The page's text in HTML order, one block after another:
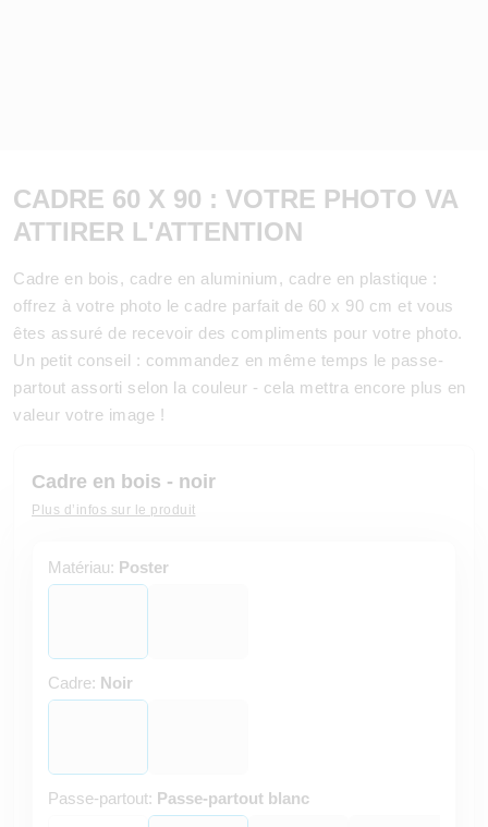
CADRE 60 X 90 : VOTRE PHOTO VA
ATTIRER L'ATTENTION
Cadre en bois, cadre en aluminium, cadre en plastique :
offrez à votre photo le cadre parfait de 60 x 90 cm et vous
êtes assuré de recevoir des compliments pour votre photo.
Un petit conseil : commandez en même temps le passe-
partout assorti selon la couleur - cela mettra encore plus en
valeur votre image !
Cadre en bois - noir
Plus d’infos sur le produit
Matériau: Poster
Cadre: Noir
Passe-partout: Passe-partout blanc